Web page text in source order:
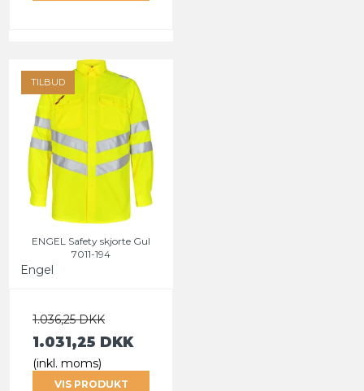
TILBUD
ENGEL Safety skjorte Gul
7011-194
Engel
1.036,25 DKK
1.031,25 DKK
(inkl. moms)
VIS PRODUKT